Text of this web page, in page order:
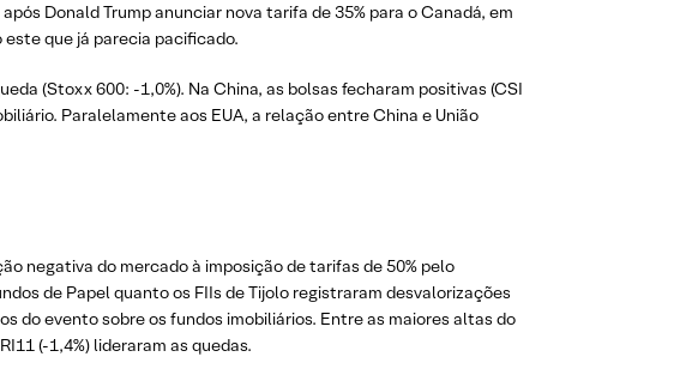
Donald Trump anunciar nova tarifa de 35% para o Canadá, em
que já parecia pacificado.
(Stoxx 600: -1,0%). Na China, as bolsas fecharam positivas (CSI
Paralelamente aos EUA, a relação entre China e União
negativa do mercado à imposição de tarifas de 50% pelo
de Papel quanto os FIIs de Tijolo registraram desvalorizações
do evento sobre os fundos imobiliários. Entre as maiores altas do
(-1,4%) lideraram as quedas.